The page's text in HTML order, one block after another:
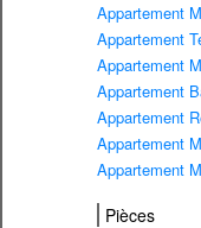
Appartement
Appartement
Appartement
Appartement
Appartement
Appartement
Appartement
Pièces